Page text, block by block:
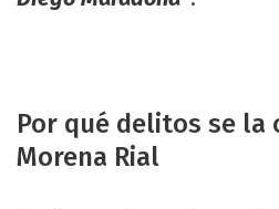
Por qué delitos se la
Morena Rial